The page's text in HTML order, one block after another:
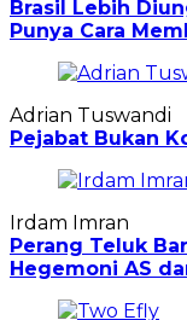
Brasil Lebih
Punya Cara
Adrian Tuswandi
Pejabat Bukan
Irdam Imran
Perang Teluk
Hegemoni AS